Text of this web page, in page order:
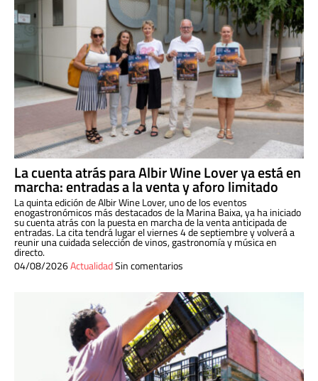
La cuenta atrás para Albir Wine Lover ya está en
marcha: entradas a la venta y aforo limitado
La quinta edición de Albir Wine Lover, uno de los eventos
enogastronómicos más destacados de la Marina Baixa, ya ha iniciado
su cuenta atrás con la puesta en marcha de la venta anticipada de
entradas. La cita tendrá lugar el viernes 4 de septiembre y volverá a
reunir una cuidada selección de vinos, gastronomía y música en
directo.
04/08/2026ActualidadSin comentarios